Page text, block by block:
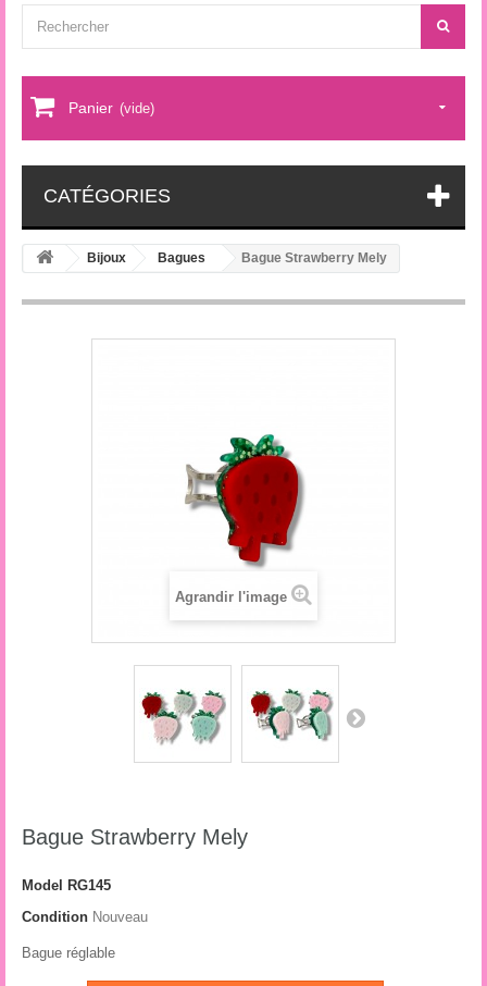
Panier (vide)
CATÉGORIES
Bijoux Bagues Bague Strawberry Mely
Agrandir l'image
Bague Strawberry Mely
Model
RG145
Condition Nouveau
Bague réglable